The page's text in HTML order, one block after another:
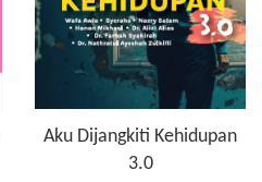
Aku Dijangkiti Kehidupan
3.0